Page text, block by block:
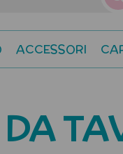
ACCESSORI